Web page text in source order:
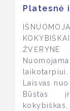
Platesnė
ŽVĖRYNE
Laisvas
Būstas